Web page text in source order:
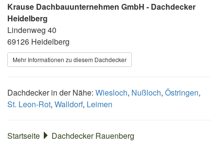
Krause Dachbauunternehmen GmbH - Dachdecker
Heidelberg
Lindenweg 40
69126 Heidelberg
Mehr Informationen zu diesem Dachdecker
Dachdecker in der Nähe: Wiesloch, Nußloch, Östringen,
St. Leon-Rot, Walldorf, Leimen
Startseite Dachdecker Rauenberg